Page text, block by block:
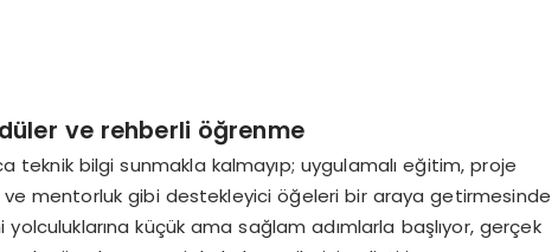
ve rehberli öğrenme
teknik bilgi sunmakla kalmayıp; uygulamalı eğitim, proje
mentorluk gibi destekleyici öğeleri bir araya getirmesinde
yolculuklarına küçük ama sağlam adımlarla başlıyor, gerçek